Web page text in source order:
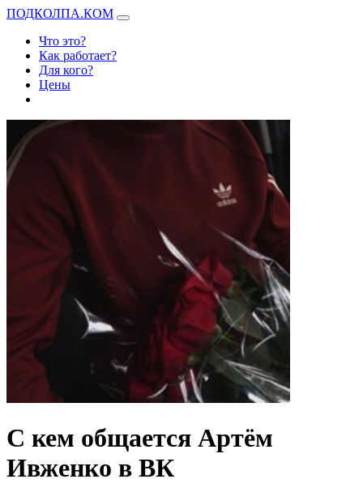
ПОДКОЛПА.КОМ
Что это?
Как работает?
Для кого?
Цены
С кем общается Артём
Ивженко в ВК